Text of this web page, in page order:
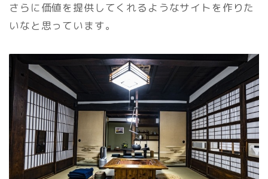
さらに価値を提供してくれるようなサイトを作りた
いなと思っています。